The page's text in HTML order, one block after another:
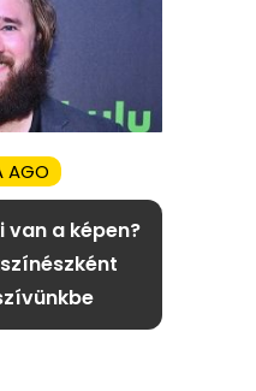
AGO
van a képen?